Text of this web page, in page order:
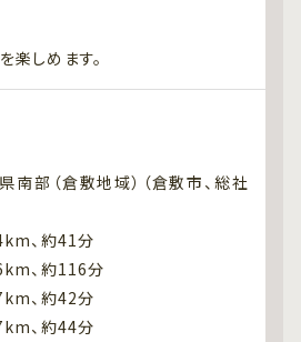
楽しめます。
南部（倉敷地域）（倉敷市、総社
、約41分
、約116分
、約42分
、約44分